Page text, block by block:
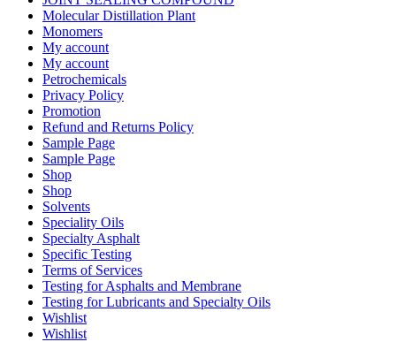
Molecular Distillation Plant
Monomers
My account
My account
Petrochemicals
Privacy Policy
Promotion
Refund and Returns Policy
Sample Page
Sample Page
Shop
Shop
Solvents
Speciality Oils
Specialty Asphalt
Specific Testing
Terms of Services
Testing for Asphalts and Membrane
Testing for Lubricants and Specialty Oils
Wishlist
Wishlist